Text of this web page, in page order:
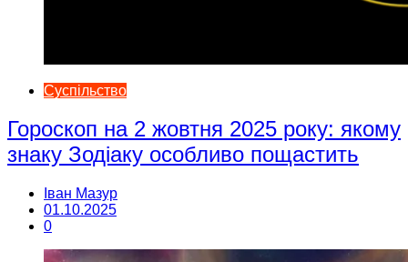
Суспільство
Гороскоп на 2 жовтня 2025 року: якому
знаку Зодіаку особливо пощастить
Іван Мазур
01.10.2025
0